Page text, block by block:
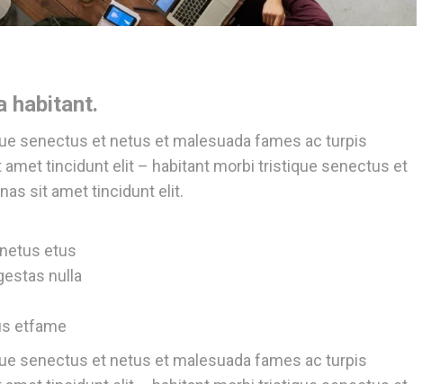
habitant.
senectus et netus et malesuada fames ac turpis
tincidunt elit – habitant morbi tristique senectus et
sit amet tincidunt elit.
etus
nulla
etfame
senectus et netus et malesuada fames ac turpis